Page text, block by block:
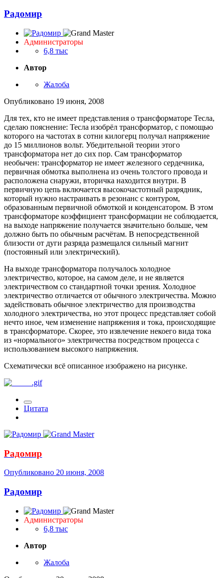
Радомир
Администраторы
6,8 тыс
Автор
Жалоба
Опубликовано 19 июня, 2008
Для тех, кто не имеет представления о трансформаторе Тесла,
сделаю пояснение: Тесла изобрёл трансформатор, с помощью
которого на частотах в сотни килогерц получал напряжение
до 15 миллионов вольт. Убедительной теории этого
трансформатора нет до сих пор. Сам трансформатор
необычен: трансформатор не имеет железного сердечника,
первичная обмотка выполнена из очень толстого провода и
расположена снаружи, вторичка находится внутри. В
первичную цепь включается высокочастотный разрядник,
который нужно настраивать в резонанс с контуром,
образованным первичной обмоткой и конденсатором. В этом
трансформаторе коэффициент трансформации не соблюдается,
на выходе напряжение получается значительно больше, чем
должно быть по обычным расчётам. В непосредственной
близости от дуги разряда размещался сильный магнит
(постоянный или электрический).
На выходе трансформатора получалось холодное
электричество, которое, на самом деле, и не является
электричеством со стандартной точки зрения. Холодное
электричество отличается от обычного электричества. Можно
задействовать обычное электричество для производства
холодного электричества, но этот процесс представляет собой
нечто иное, чем изменение напряжения и тока, происходящие
в трансформаторе. Скорее, это извлечение некоего вида тока
из «нормального» электричества посредством процесса с
использованием высокого напряжения.
Схематически всё описанное изображено на рисунке.
Цитата
Радомир
Опубликовано 20 июня, 2008
Радомир
Администраторы
6,8 тыс
Автор
Жалоба